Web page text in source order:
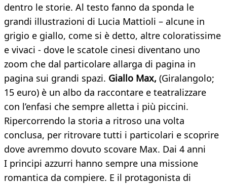
dentro le storie. Al testo fanno da sponda le
grandi illustrazioni di Lucia Mattioli – alcune in
grigio e giallo, come si è detto, altre coloratissime
e vivaci - dove le scatole cinesi diventano uno
zoom che dal particolare allarga di pagina in
pagina sui grandi spazi. Giallo Max, (Giralangolo;
15 euro) è un albo da raccontare e teatralizzare
con l’enfasi che sempre alletta i più piccini.
Ripercorrendo la storia a ritroso una volta
conclusa, per ritrovare tutti i particolari e scoprire
dove avremmo dovuto scovare Max. Dai 4 anni
I principi azzurri hanno sempre una missione
romantica da compiere. E il protagonista di